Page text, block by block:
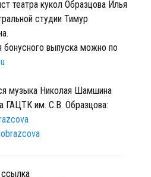
театра кукол Образцова Илья
студии Тимур
бонусного выпуска можно по
музыка Николая Шамшина
ГАЦТК им. С.В. Образцова:
ссылка